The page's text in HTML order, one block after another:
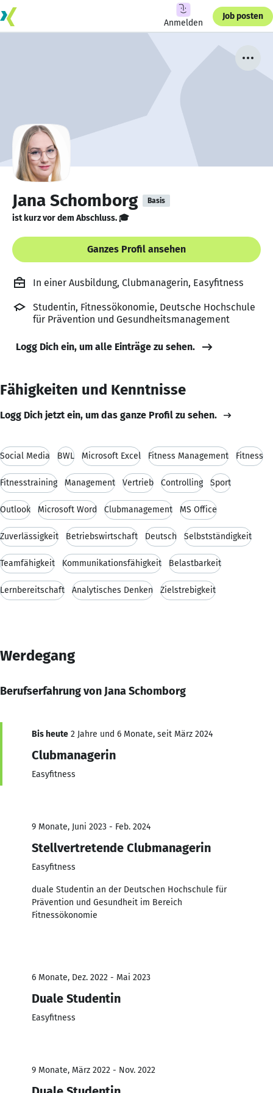
Anmelden
Job posten
Jana Schomborg Basis
ist kurz vor dem Abschluss. 🎓
Ganzes Profil ansehen
In einer Ausbildung, Clubmanagerin, Easyfitness
Studentin, Fitnessökonomie, Deutsche Hochschule
für Prävention und Gesundheitsmanagement
Logg Dich ein, um alle Einträge zu sehen.
Fähigkeiten und Kenntnisse
Logg Dich jetzt ein, um das ganze Profil zu sehen.
Social Media BWL Microsoft Excel Fitness Management Fitness
Fitnesstraining Management Vertrieb Controlling Sport
Outlook Microsoft Word Clubmanagement MS Office
Zuverlässigkeit Betriebswirtschaft Deutsch Selbstständigkeit
Teamfähigkeit Kommunikationsfähigkeit Belastbarkeit
Lernbereitschaft Analytisches Denken Zielstrebigkeit
Werdegang
Berufserfahrung von Jana Schomborg
Bis heute 2 Jahre und 6 Monate, seit März 2024
Clubmanagerin
Easyfitness
9 Monate, Juni 2023 - Feb. 2024
Stellvertretende Clubmanagerin
Easyfitness
duale Studentin an der Deutschen Hochschule für
Prävention und Gesundheit im Bereich
Fitnessökonomie
6 Monate, Dez. 2022 - Mai 2023
Duale Studentin
Easyfitness
9 Monate, März 2022 - Nov. 2022